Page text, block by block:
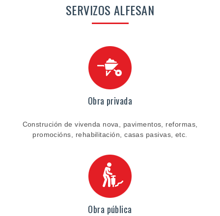
SERVIZOS ALFESAN
Obra privada
Construción de vivenda nova, pavimentos, reformas,
promocións, rehabilitación, casas pasivas, etc.
Obra pública